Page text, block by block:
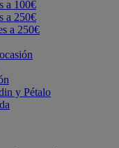
a 100€
a 250€
a 250€
y Pétalo